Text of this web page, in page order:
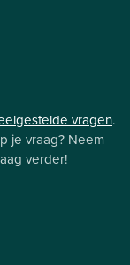
vragen.
je vraag? Neem
verder!